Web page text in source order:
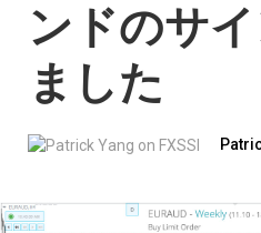
ンドのサ
ました